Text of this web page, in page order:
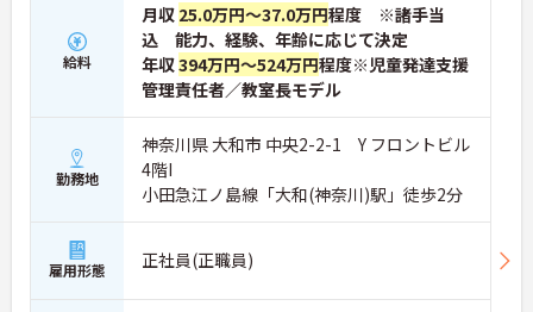
給料
月収 25.0万円～37.0万円程度 ※諸手当
込 能力、経験、年齢に応じて決定
年収394万円～524万円程度※児童発達支援
管理責任者／教室長モデル
勤務地
神奈川県 大和市 中央2-2-1 Y フロントビル
4階I
小田急江ノ島線「大和(神奈川)駅」徒歩2分
雇用形態 正社員(正職員)